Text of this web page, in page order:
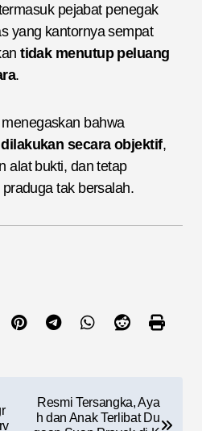
pejabat penegak
yang kantornya sempat
tidak menutup peluang
.
bahwa
secara objektif,
alat bukti, dan tetap
tak bersalah.
Resmi Tersangka, Aya
h dan Anak Terlibat Du